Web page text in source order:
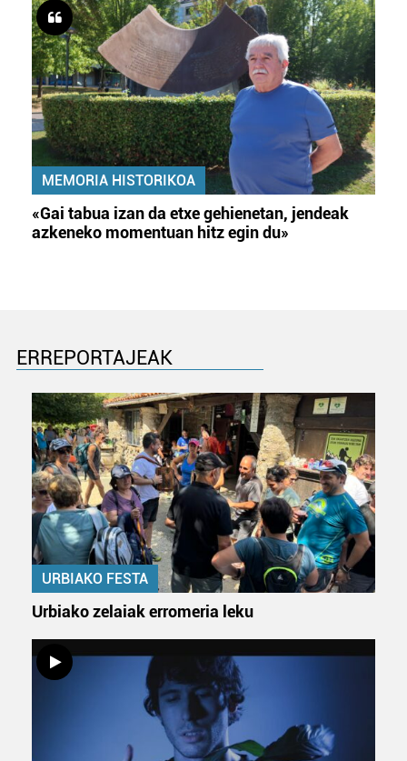
MEMORIA HISTORIKOA
«Gai tabua izan da etxe gehienetan, jendeak
azkeneko momentuan hitz egin du»
ERREPORTAJEAK
URBIAKO FESTA
Urbiako zelaiak erromeria leku